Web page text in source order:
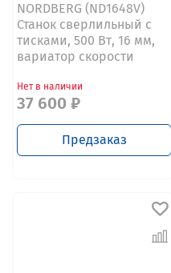
NORDBERG (ND1648V)
Станок сверлильный с
тисками, 500 Вт, 16 мм,
вариатор скорости
Нет в наличии
37 600 ₽
Предзаказ